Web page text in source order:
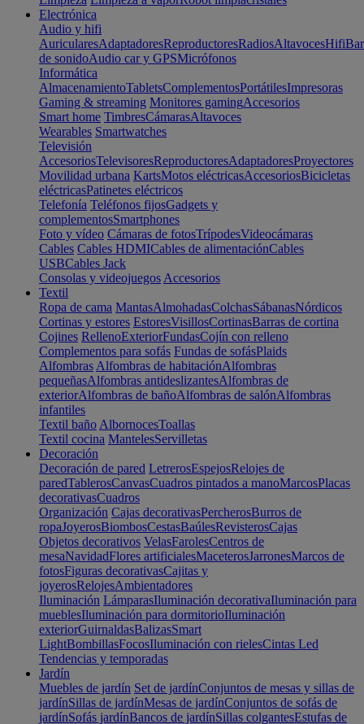
Electrónica
Audio y hifi
AuricularesAdaptadoresReproductoresRadiosAltavocesHifi
de sonidoAudio car y GPSMicrófonos
Informática
AlmacenamientoTabletsComplementosPortátilesImpresoras
Gaming & streaming Monitores gamingAccesorios
Smart home TimbresCámarasAltavoces
Wearables Smartwatches
Televisión
AccesoriosTelevisoresReproductoresAdaptadoresProyectores
Movilidad urbana KartsMotos eléctricasAccesoriosBicicletas
eléctricasPatinetes eléctricos
Telefonía Teléfonos fijosGadgets y
complementosSmartphones
Foto y vídeo Cámaras de fotosTrípodesVideocámaras
Cables Cables HDMICables de alimentaciónCables
USBCables Jack
Consolas y videojuegos Accesorios
Textil
Ropa de cama MantasAlmohadasColchasSábanasNórdicos
Cortinas y estores EstoresVisillosCortinasBarras de cortina
Cojines RellenoExteriorFundasCojín con relleno
Complementos para sofás Fundas de sofásPlaids
Alfombras Alfombras de habitaciónAlfombras
pequeñasAlfombras antideslizantesAlfombras de
exteriorAlfombras de bañoAlfombras de salónAlfombras
infantiles
Textil baño AlbornocesToallas
Textil cocina MantelesServilletas
Decoración
Decoración de pared LetrerosEspejosRelojes de
paredTablerosCanvasCuadros pintados a manoMarcosPlacas
decorativasCuadros
Organización Cajas decorativasPercherosBurros de
ropaJoyerosBiombosCestasBaúlesRevisterosCajas
Objetos decorativos VelasFarolesCentros de
mesaNavidadFlores artificialesMaceterosJarronesMarcos de
fotosFiguras decorativasCajitas y
joyerosRelojesAmbientadores
Iluminación LámparasIluminación decorativaIluminación para
mueblesIluminación para dormitorioIluminación
exteriorGuirnaldasBalizasSmart
LightBombillasFocosIluminación con rielesCintas Led
Tendencias y temporadas
Jardín
Muebles de jardín Set de jardínConjuntos de mesas y sillas de
jardínSillas de jardínMesas de jardínConjuntos de sofás de
jardínSofás jardínBancos de jardínSillas colgantesEstufas de